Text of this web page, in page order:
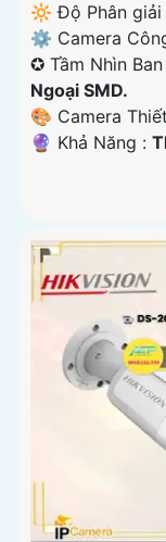
🔆 Độ Phân giải
⚙ Camera
✪ Tầm Nhìn
Ngoại SMD.
🎨 Camera
️🔮 Khả Năng :